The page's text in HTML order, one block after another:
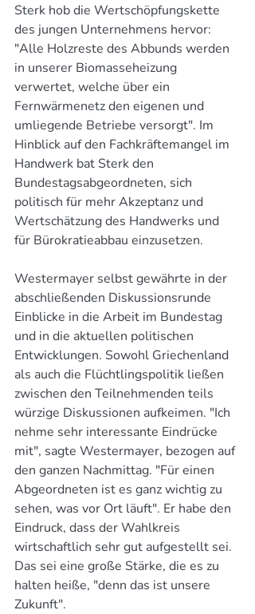
Sterk hob die Wertschöpfungskette
des jungen Unternehmens hervor:
"Alle Holzreste des Abbunds werden
in unserer Biomasseheizung
verwertet, welche über ein
Fernwärmenetz den eigenen und
umliegende Betriebe versorgt". Im
Hinblick auf den Fachkräftemangel im
Handwerk bat Sterk den
Bundestagsabgeordneten, sich
politisch für mehr Akzeptanz und
Wertschätzung des Handwerks und
für Bürokratieabbau einzusetzen.
Westermayer selbst gewährte in der
abschließenden Diskussionsrunde
Einblicke in die Arbeit im Bundestag
und in die aktuellen politischen
Entwicklungen. Sowohl Griechenland
als auch die Flüchtlingspolitik ließen
zwischen den Teilnehmenden teils
würzige Diskussionen aufkeimen. "Ich
nehme sehr interessante Eindrücke
mit", sagte Westermayer, bezogen auf
den ganzen Nachmittag. "Für einen
Abgeordneten ist es ganz wichtig zu
sehen, was vor Ort läuft". Er habe den
Eindruck, dass der Wahlkreis
wirtschaftlich sehr gut aufgestellt sei.
Das sei eine große Stärke, die es zu
halten heiße, "denn das ist unsere
Zukunft".